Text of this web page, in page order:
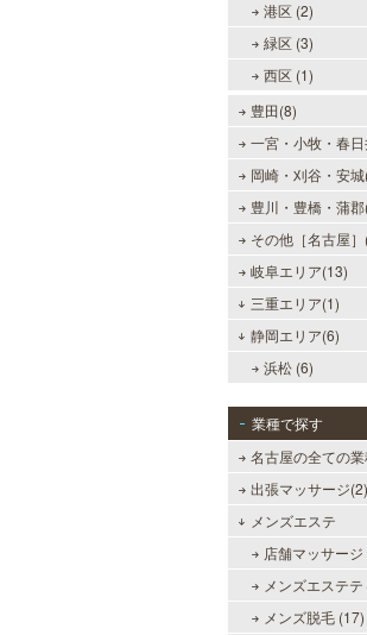
港区 (2)
緑区 (3)
西区 (1)
豊田(8)
一宮・小牧・春
岡崎・刈谷・安
豊川・豊橋・蒲
その他［名古屋
岐阜エリア(13)
三重エリア(1)
静岡エリア(6)
浜松 (6)
業種で探す
名古屋の全ての
出張マッサージ(2)
メンズエステ
店舗マッサージ
メンズエステ
メンズ脱毛 (17)